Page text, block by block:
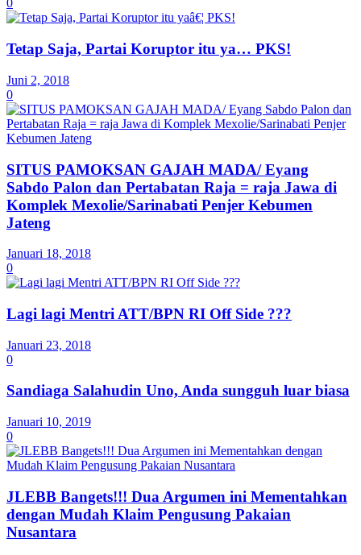
0
Tetap Saja, Partai Koruptor itu ya… PKS!
Juni 2, 2018
0
SITUS PAMOKSAN GAJAH MADA/ Eyang
Sabdo Palon dan Pertabatan Raja = raja Jawa di
Komplek Mexolie/Sarinabati Penjer Kebumen
Jateng
Januari 18, 2018
0
Lagi lagi Mentri ATT/BPN RI Off Side ???
Januari 23, 2018
0
Sandiaga Salahudin Uno, Anda sungguh luar biasa
Januari 10, 2019
0
JLEBB Bangets!!! Dua Argumen ini Mementahkan
dengan Mudah Klaim Pengusung Pakaian
Nusantara